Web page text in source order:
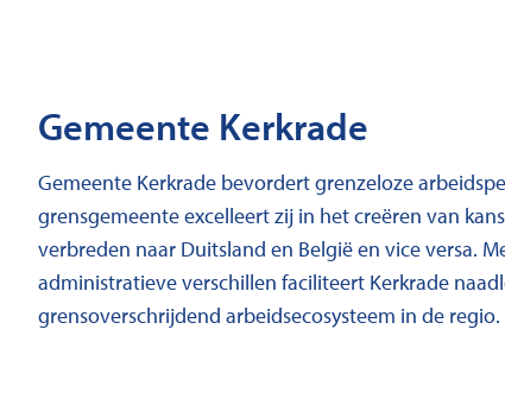
Gemeente Kerkrade
Gemeente Kerkrade bevordert grenzeloze
grensgemeente excelleert zij in het creëren van
verbreden naar Duitsland en België en vice versa.
administratieve verschillen faciliteert Kerkrade
grensoverschrijdend arbeidsecosysteem in de regio.